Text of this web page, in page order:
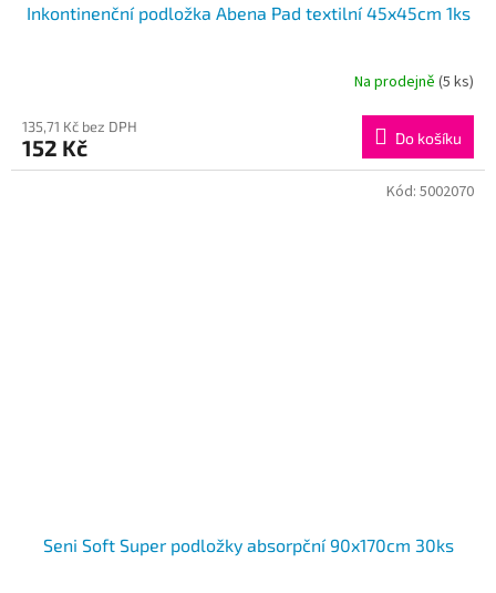
Inkontinenční podložka Abena Pad textilní 45x45cm 1ks
Na prodejně (5 ks)
135,71 Kč bez DPH
152 Kč Do košíku
Seni Soft Super podložky absorpční 90x170cm 30ks
Kód: 5002070